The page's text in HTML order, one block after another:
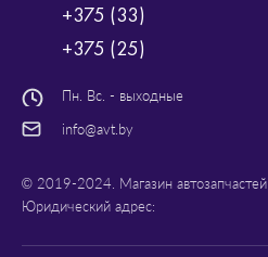
+375 (33)
+375 (25)
Пн. Вс. - выходные
info@avt.by
© 2019-2024. Магазин автозапчастей
Юридический адрес: